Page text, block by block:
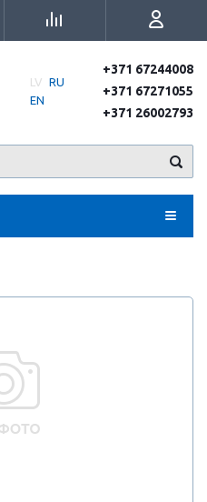
LV RU
EN
+371 67244008
+371 67271055
+371 26002793